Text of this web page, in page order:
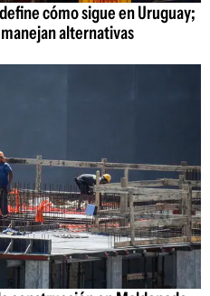
cómo sigue en Uruguay;
alternativas